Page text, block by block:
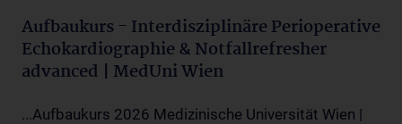
Aufbaukurs - Interdisziplinäre Perioperative
Echokardiographie & Notfallrefresher
advanced | MedUni Wien
...Aufbaukurs 2026 Medizinische Universität Wien |